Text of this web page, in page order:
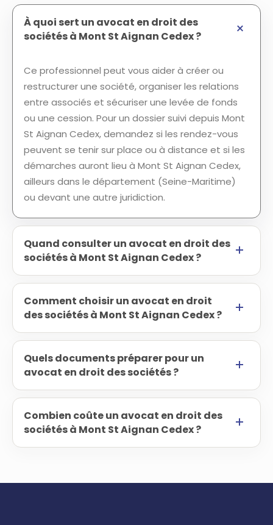
À quoi sert un avocat en droit des
sociétés à Mont St Aignan Cedex ?
Ce professionnel peut vous aider à créer ou
restructurer une société, organiser les relations
entre associés et sécuriser une levée de fonds
ou une cession. Pour un dossier suivi depuis Mont
St Aignan Cedex, demandez si les rendez-vous
peuvent se tenir sur place ou à distance et si les
démarches auront lieu à Mont St Aignan Cedex,
ailleurs dans le département (Seine-Maritime)
ou devant une autre juridiction.
Quand consulter un avocat en droit des
sociétés à Mont St Aignan Cedex ?
Comment choisir un avocat en droit
des sociétés à Mont St Aignan Cedex ?
Quels documents préparer pour un
avocat en droit des sociétés ?
Combien coûte un avocat en droit des
sociétés à Mont St Aignan Cedex ?